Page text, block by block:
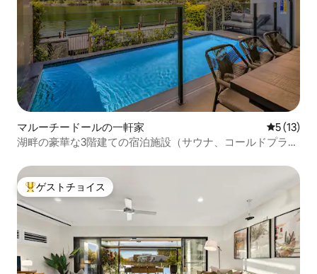
マルーチードールの一軒家 レビュー
5 (13)
湖畔の豪華な3階建ての宿泊施設（サウナ、コールドプラン
大好評のゲストチョイスです。
ゲストチョイス